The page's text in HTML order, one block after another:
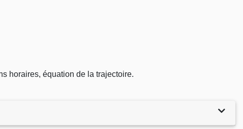
horaires, équation de la trajectoire.